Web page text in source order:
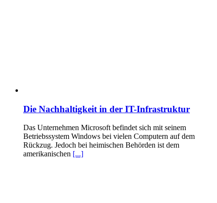
Die Nachhaltigkeit in der IT-Infrastruktur
Das Unternehmen Microsoft befindet sich mit seinem
Betriebssystem Windows bei vielen Computern auf dem
Rückzug. Jedoch bei heimischen Behörden ist dem
amerikanischen [...]